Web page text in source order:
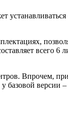
всего 6
Впрочем,
у базовой